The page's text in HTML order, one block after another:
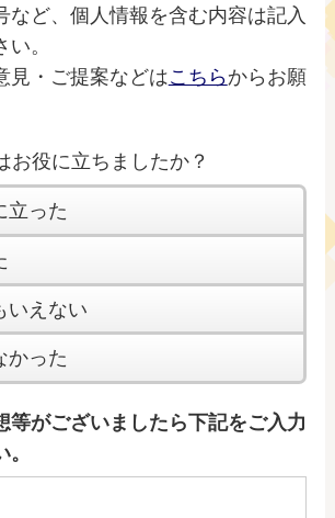
など、個人情報を含む内容は記入
。
見・ご提案などはこちらからお願
お役に立ちましたか？
立った
いえない
かった
等がございましたら下記をご入力